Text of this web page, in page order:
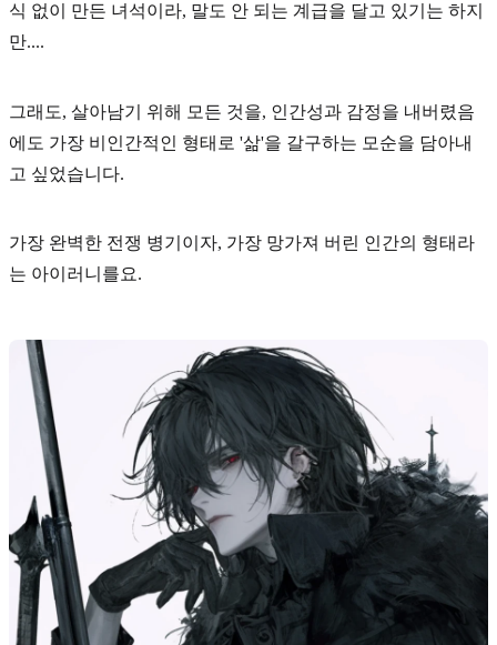
식 없이 만든 녀석이라, 말도 안 되는 계급을 달고 있기는 하지
만....
그래도, 살아남기 위해 모든 것을, 인간성과 감정을 내버렸음
에도 가장 비인간적인 형태로 '삶'을 갈구하는 모순을 담아내
고 싶었습니다.
가장 완벽한 전쟁 병기이자, 가장 망가져 버린 인간의 형태 라
는 아이러니를요.